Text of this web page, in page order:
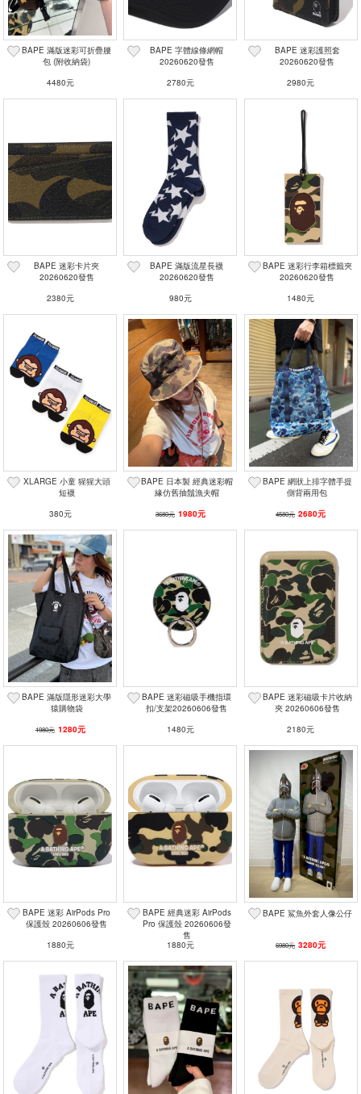
BAPE 滿版迷彩可折疊腰
包 (附收納袋)
4480元
BAPE 字體線條網帽
20260620發售
2780元
BAPE 迷彩護照套
20260620發售
2980元
BAPE 迷彩卡片夾
20260620發售
2380元
BAPE 滿版流星長襪
20260620發售
980元
BAPE 迷彩行李箱標籤夾
20260620發售
1480元
XLARGE 小童 猩猩大頭
短襪
380元
BAPE 日本製 經典迷彩帽
緣仿舊抽鬚漁夫帽
3680元 1980元
BAPE 網狀上排字體手提
側背兩用包
4580元 2680元
BAPE 滿版隱形迷彩大學
猿購物袋
1980元 1280元
BAPE 迷彩磁吸手機指環
扣/支架20260606發售
1480元
BAPE 迷彩磁吸卡片收納
夾 20260606發售
2180元
BAPE 迷彩 AirPods Pro
保護殼 20260606發售
1880元
BAPE 經典迷彩 AirPods
Pro 保護殼 20260606發
售
1880元
BAPE 鯊魚外套人像公仔
6980元 3280元